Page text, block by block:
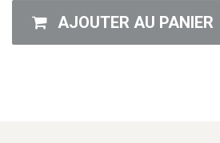
AJOUTER AU PANIER